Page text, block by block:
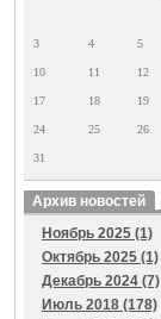
3 4 5
10 11 12
17 18 19
24 25 26
31
Архив новостей
Ноябрь 2025 (1)
Октябрь 2025 (1)
Декабрь 2024 (7)
Июль 2018 (178)